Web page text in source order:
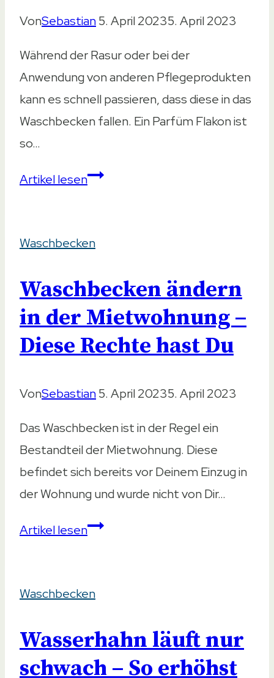
VonSebastian5. April 20235. April 2023
Während der Rasur oder bei der
Anwendung von anderen Pflegeprodukten
kann es schnell passieren, dass diese in das
Waschbecken fallen. Ein Parfüm Flakon ist
so…
Artikel lesenWaschbecken
Tipps
Ausbesserung
Waschbecken
Waschbecken ändern
in der Mietwohnung –
Diese Rechte hast Du
VonSebastian5. April 20235. April 2023
Das Waschbecken ist in der Regel ein
Bestandteil der Mietwohnung. Diese
befindet sich bereits vor Deinem Einzug in
der Wohnung und wurde nicht von Dir…
Artikel lesenWaschbecken
der
–
Diese
Waschbecken
Wasserhahn läuft nur
schwach – So erhöhst